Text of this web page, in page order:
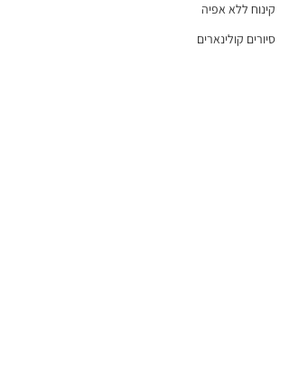
קינוח ללא אפיה
סיורים קולינארים